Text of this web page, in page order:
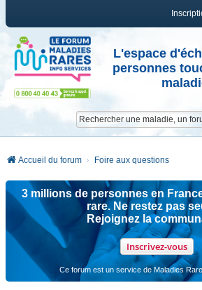
L'espace
personnes
Accueil du forum Foire aux questions
3 millions de personnes en
rare. Ne restez pas
Rejoignez la
Inscrivez-vous
Ce forum est un service de Maladies